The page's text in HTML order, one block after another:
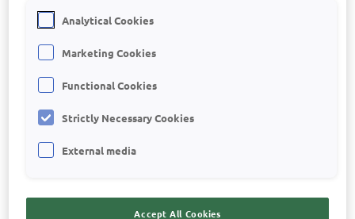
bespreek je jouw wens(en) en zie je hoe Visionplanner
ontdek je hoe Visionplanner jou ondersteunt bij
efficiënt samenstellen, controleren en adviseren
maak je een prijsberekening
Analytical Cookies
Marketing Cookies
Functional Cookies
Strictly Necessary Cookies
External media
Accept All Cookies